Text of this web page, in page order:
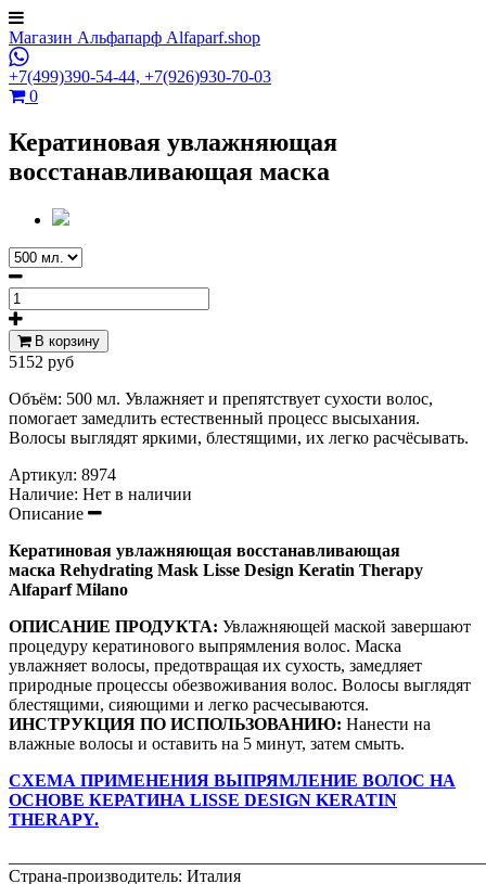
Магазин Альфапарф Alfaparf.shop
+7(499)390-54-44, +7(926)930-70-03
0
Кератиновая увлажняющая
восстанавливающая маска
В корзину
5152 руб
Объём: 500 мл. Увлажняет и препятствует сухости волос,
помогает замедлить естественный процесс высыхания.
Волосы выглядят яркими, блестящими, их легко расчёсывать.
Артикул: 8974
Наличие: Нет в наличии
Описание
Кератиновая увлажняющая восстанавливающая
маска Rehydrating Mask Lisse Design Keratin Therapy
Alfaparf Milano
ОПИСАНИЕ ПРОДУКТА: Увлажняющей маской завершают
процедуру кератинового выпрямления волос. Маска
увлажняет волосы, предотвращая их сухость, замедляет
природные процессы обезвоживания волос. Волосы выглядят
блестящими, сияющими и легко расчесываются.
ИНСТРУКЦИЯ ПО ИСПОЛЬЗОВАНИЮ: Нанести на
влажные волосы и оставить на 5 минут, затем смыть.
СХЕМА ПРИМЕНЕНИЯ ВЫПРЯМЛЕНИЕ ВОЛОС НА
ОСНОВЕ КЕРАТИНА LISSE DESIGN KERATIN
THERAPY.
Страна-производитель: Италия